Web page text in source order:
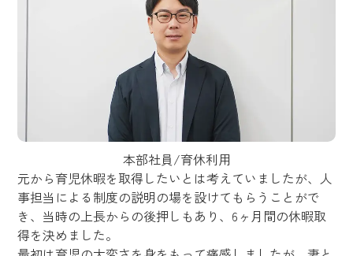
本部社員/育休利用
元から育児休暇を取得したいとは考えていましたが、人
事担当による制度の説明の場を設けてもらうことがで
き、当時の上長からの後押しもあり、6ヶ月間の休暇取
得を決めました。